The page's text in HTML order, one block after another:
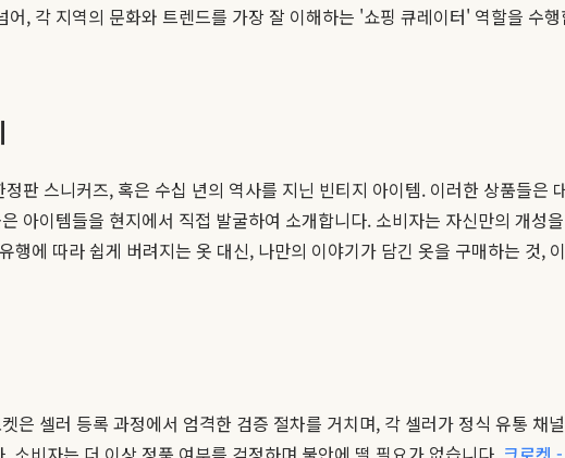
, 각 지역의 문화와 트렌드를 가장 잘 이해하는 '쇼핑 큐레이터' 역할을 수
판 스니커즈, 혹은 수십 년의 역사를 지닌 빈티지 아이템. 이러한 상품들은
아이템들을 현지에서 직접 발굴하여 소개합니다. 소비자는 자신만의 개성
에 따라 쉽게 버려지는 옷 대신, 나만의 이야기가 담긴 옷을 구매하는 것,
은 셀러 등록 과정에서 엄격한 검증 절차를 거치며, 각 셀러가 정식 유통 채